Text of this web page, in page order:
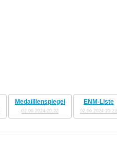
Medaillienspiegel
02.06.2024 20:22
ENM-Liste
02.06.2024 20:22